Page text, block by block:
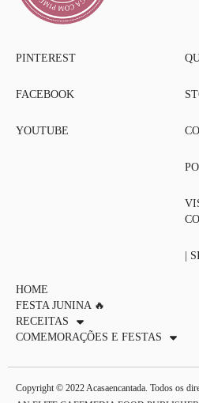
PINTEREST
FACEBOOK
YOUTUBE
|
HOME
FESTA JUNINA 🔥
RECEITAS
COMEMORAÇÕES E FESTAS
Copyright © 2022 Acasaencantada. Todos os